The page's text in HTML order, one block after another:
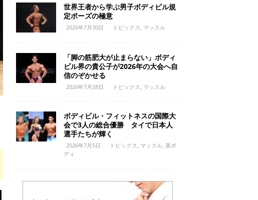
世界王者から学ぶ男子ボディビル規
定ポーズの極意
2026年7月30日 トピックス マッスル
「脚の筋肥大が止まらない」ボディ
ビル界の貴公子が2026年の大会へ自
信のぞかせる
2026年7月28日 トピックス マッスル
ボディビル・フィットネスの国際大
会で3人の総合優勝 タイで日本人
選手たちが輝く
2026年7月5日 トピックス マッスル, 美ボ
ディ